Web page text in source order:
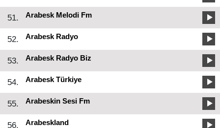
51. Arabesk Melodi Fm
52. Arabesk Radyo
53. Arabesk Radyo Biz
54. Arabesk Türkiye
55. Arabeskin Sesi Fm
56. Arabeskland